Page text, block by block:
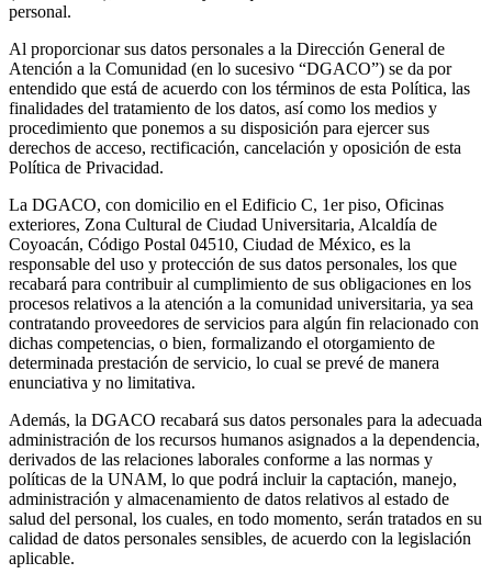
personal.
Al proporcionar sus datos personales a la Dirección General de
Atención a la Comunidad (en lo sucesivo “DGACO”) se da por
entendido que está de acuerdo con los términos de esta Política, las
finalidades del tratamiento de los datos, así como los medios y
procedimiento que ponemos a su disposición para ejercer sus
derechos de acceso, rectificación, cancelación y oposición de esta
Política de Privacidad.
La DGACO, con domicilio en el Edificio C, 1er piso, Oficinas
exteriores, Zona Cultural de Ciudad Universitaria, Alcaldía de
Coyoacán, Código Postal 04510, Ciudad de México, es la
responsable del uso y protección de sus datos personales, los que
recabará para contribuir al cumplimiento de sus obligaciones en los
procesos relativos a la atención a la comunidad universitaria, ya sea
contratando proveedores de servicios para algún fin relacionado con
dichas competencias, o bien, formalizando el otorgamiento de
determinada prestación de servicio, lo cual se prevé de manera
enunciativa y no limitativa.
Además, la DGACO recabará sus datos personales para la adecuada
administración de los recursos humanos asignados a la dependencia,
derivados de las relaciones laborales conforme a las normas y
políticas de la UNAM, lo que podrá incluir la captación, manejo,
administración y almacenamiento de datos relativos al estado de
salud del personal, los cuales, en todo momento, serán tratados en su
calidad de datos personales sensibles, de acuerdo con la legislación
aplicable.